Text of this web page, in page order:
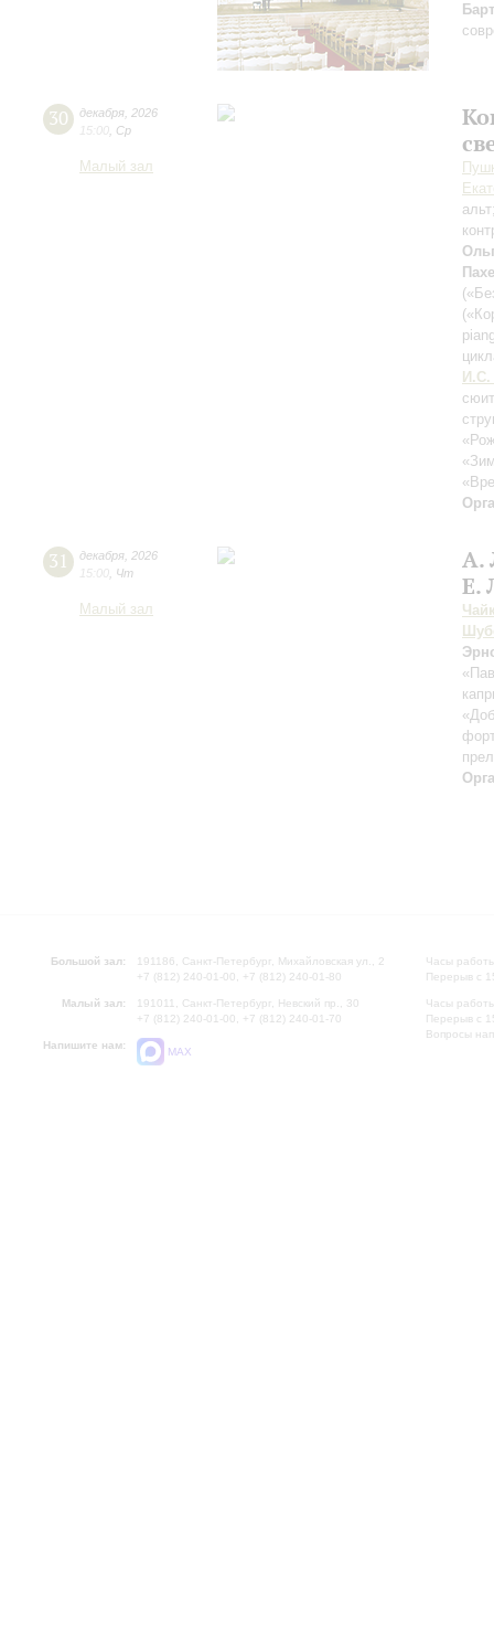
30 декабря 2026
15:00 Ср
Малый зал
И.С.
31 декабря 2026
15:00 Чт
Малый зал
А.
Е.
Большой зал:
191186, Санкт-Петербург, Михайловская ул., 2
+7 (812) 240-01-00, +7 (812) 240-01-80
Малый зал:
191011, Санкт-Петербург, Невский пр., 30
+7 (812) 240-01-00, +7 (812) 240-01-70
Напишите нам:
MAX
Часы
Перерыв с
Часы
Перерыв с
Вопросы